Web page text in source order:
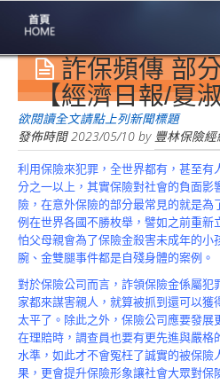
專業豐林
Professional
保險大家談
1386集
台灣商業保險
第一品牌
關於豐林
About
服務項目
Service
火災保額
估算系統
商品簡介
詐保頻傳 部
【經濟日報/夏
欲閱讀全文請點上列新聞標題
發佈時間2023/05/10 by 豐林保險經
利用保險來犯罪，全世界都有，甚至有
分之一以上，其實保險對社會的負面
險，在意外保險的部分最常見的就是
例在世界各國不勝枚舉，譬如之前重新
怕父母親會為了保險金殺害未成年的
腕、金雙腿事件都是自殘身體的案例。
對於保險公司而言，詐領保險金係屬
家都來謀害親人，就算被抓到還可以
太平了。除此之外，保險公司應要發
在理賠時，調查員也要有更先進與嚴格
水準，如此才不會冤枉了誠實的被保
果，更會提升保險形象讓社會大眾對保